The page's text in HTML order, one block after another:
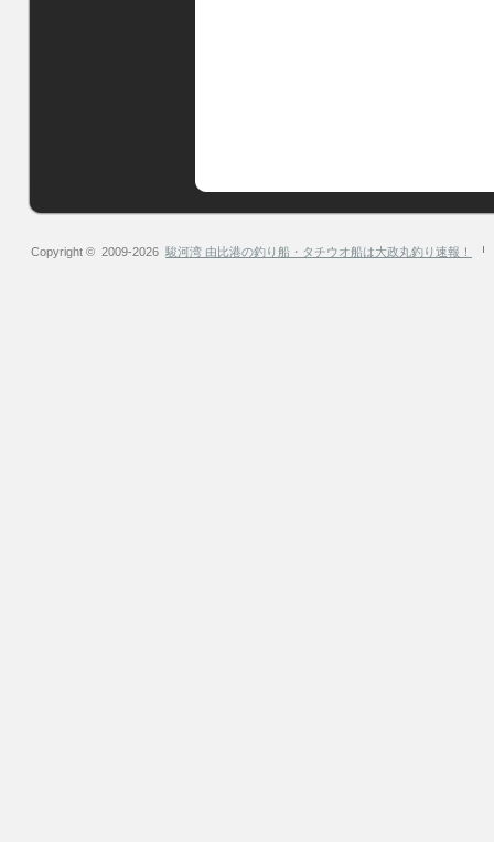
Copyright © 2009-2026 駿河湾 由比港の釣り船・タチウオ船は大政丸釣り速報！